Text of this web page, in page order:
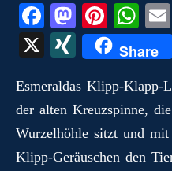
Fa
ce
bo
ok
M
as
to
do
n
Pi
nt
er
es
t
W
ha
ts
A
pp
X
X
N
G
Share
Esmeraldas
der alten Kreuzspinne,
Wurzelhöhle sitzt und
Klipp‑Geräuschen den